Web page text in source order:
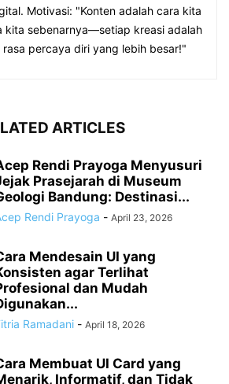
Motivasi: "Konten adalah cara kita
kita sebenarnya—setiap kreasi adalah
rasa percaya diri yang lebih besar!"
ARTICLES
Rendi Prayoga Menyusuri
Prasejarah di Museum
Bandung: Destinasi...
Rendi Prayoga - April 23, 2026
Mendesain UI yang
agar Terlihat
dan Mudah
Ramadani - April 18, 2026
Membuat UI Card yang
Informatif, dan Tidak